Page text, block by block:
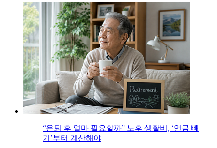
“은퇴 후 얼마 필요할까” 노후 생활비, ‘연금 빼
기’부터 계산해야